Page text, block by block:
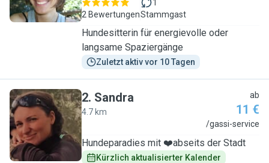
2 Bewertungen
1
Stammgast
Hundesitterin für energievolle oder
langsame Spaziergänge
Zuletzt aktiv vor 10 Tagen
S
2. Sandra
4.7 km
ab
11 €
/gassi-service
Hundeparadies mit ❤️abseits der Stadt
Kürzlich aktualisierter Kalender